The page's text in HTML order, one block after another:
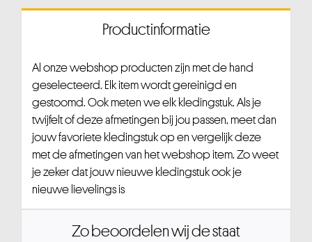
Productinformatie
Al onze webshop producten zijn met de hand
geselecteerd. Elk item wordt gereinigd en
gestoomd. Ook meten we elk kledingstuk. Als je
twijfelt of deze afmetingen bij jou passen, meet dan
jouw favoriete kledingstuk op en vergelijk deze
met de afmetingen van het webshop item. Zo weet
je zeker dat jouw nieuwe kledingstuk ook je
nieuwe lievelings is
Zo beoordelen wij de staat